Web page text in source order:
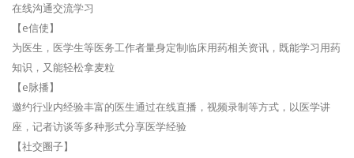
在线沟通交流学习
【e信使】
为医生，医学生等医务工作者量身定制临床用药相关资讯，既能学习用药
知识，又能轻松拿麦粒
【e脉播】
邀约行业内经验丰富的医生通过在线直播，视频录制等方式，以医学讲
座，记者访谈等多种形式分享医学经验
【社交圈子】